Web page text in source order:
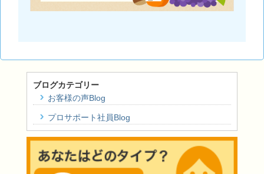
ブログカテゴリー
お客様の声Blog
プロサポート社員Blog